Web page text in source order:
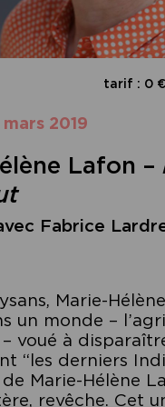
tarif : 0
mars 2019
Lafon –
Fabrice
Marie-
un monde –
voué à
“les derniers
Marie-Hélène
revêche. Cet